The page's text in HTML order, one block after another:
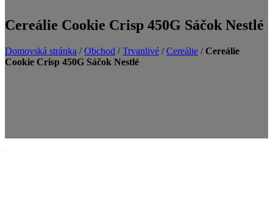
Cereálie Cookie Crisp 450G Sáčok Nestlé
Domovská stránka /Obchod /Trvanlivé /Cereálie /Cereálie
Cookie Crisp 450G Sáčok Nestlé